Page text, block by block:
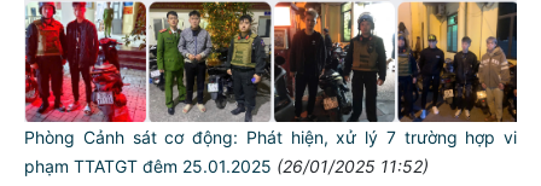
Phòng Cảnh sát cơ động: Phát hiện, xử lý 7 trường hợp vi
phạm TTATGT đêm 25.01.2025 (26/01/2025 11:52)